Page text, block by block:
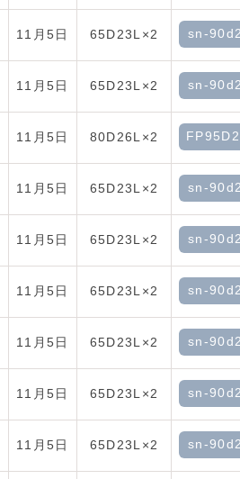
11月5日 65D23L×2 sn-
11月5日 65D23L×2 sn-
11月5日 80D26L×2
11月5日 65D23L×2 sn-
11月5日 65D23L×2 sn-
11月5日 65D23L×2 sn-
11月5日 65D23L×2 sn-
11月5日 65D23L×2 sn-
11月5日 65D23L×2 sn-